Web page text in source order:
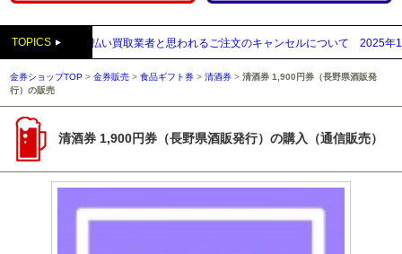
TOPICS
送付先が先払い買取業者と思われるご注文のキャンセルについて 2025年12月
金券ショップTOP >金券販売 >食品ギフト券 >清酒券 >清酒券 1,900円券（長野県酒販発
行）の販売
清酒券 1,900円券（長野県酒販発行）の購入（通信販売）